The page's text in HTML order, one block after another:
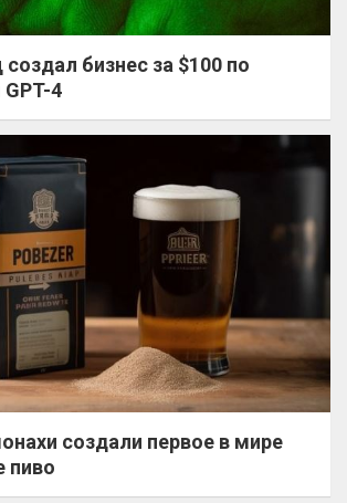
бизнес за $100 по
4
создали первое в мире
пиво